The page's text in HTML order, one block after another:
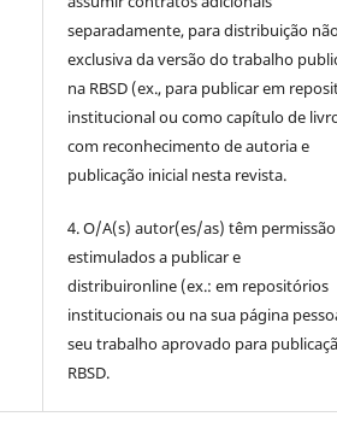
separadamente, para distribuição
exclusiva da versão do trabalho
na RBSD (ex., para publicar em
institucional ou como capítulo de
com reconhecimento de autoria e
publicação inicial nesta revista.
4. O/A(s) autor(es/as) têm
estimulados a publicar e
distribuironline (ex.: em repositórios
institucionais ou na sua página
seu trabalho aprovado para
RBSD.